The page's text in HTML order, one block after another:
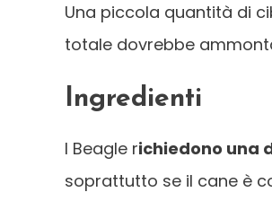
Una piccola quantità di
totale dovrebbe
Ingredienti
I Beagle richiedono una
soprattutto se il cane è